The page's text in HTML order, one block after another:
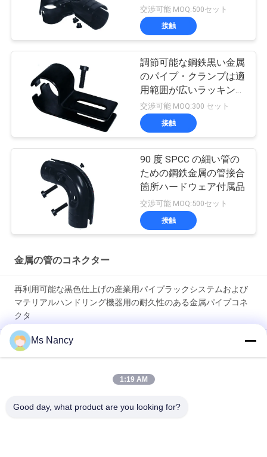
ネクター
交渉可能 MOQ:500セット
接触
調節可能な鋼鉄黒い金属
のパイプ・クランプは適
用範囲が広いラッキング
システムを組み立てます
交渉可能 MOQ:300 セット
接触
90 度 SPCC の細い管の
ための鋼鉄金属の管接合
箇所ハードウェア付属品
交渉可能 MOQ:500セット
接触
金属の管のコネクター
再利用可能な黒色仕上げの産業用パイプラックシステムおよび
マテリアルハンドリング機器用の耐久性のある金属パイプコネ
クタ
産業用パイプラックシステム用の滑らかな研磨表面と電気泳動
処理を施した耐久性の高い金属パイプコネクタおよびジョイン
た厚さ23mmのSPCC鋼製の耐久性のある金属パイプコネクタ
Ms Nancy
1:19 AM
Good day, what product are you looking for?